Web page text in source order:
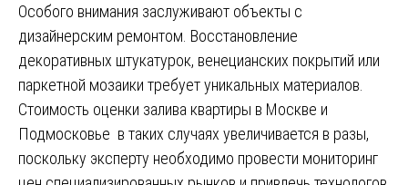
Особого внимания заслуживают объекты с
дизайнерским ремонтом. Восстановление
декоративных штукатурок, венецианских покрытий или
паркетной мозаики требует уникальных материалов.
Стоимость оценки залива квартиры в Москве и
Подмосковье в таких случаях увеличивается в разы,
поскольку эксперту необходимо провести мониторинг